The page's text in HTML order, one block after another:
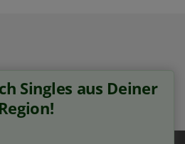
Singles aus Deiner
Region!